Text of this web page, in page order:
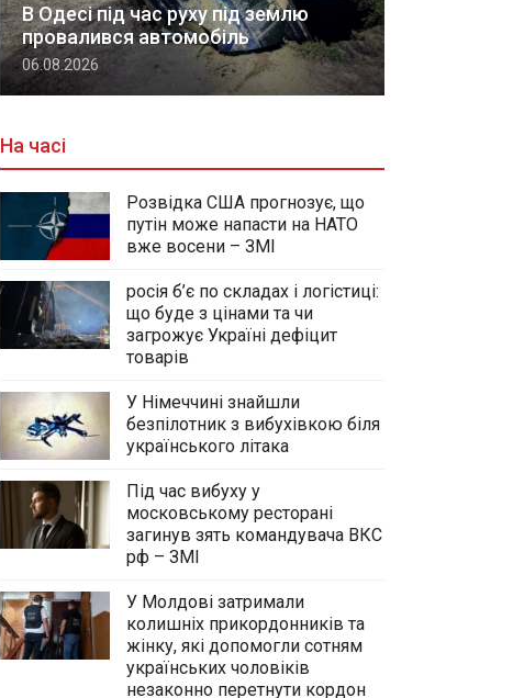
В Одесі під час руху під землю
провалився автомобіль
06.08.2026
На часі
Розвідка США прогнозує, що
путін може напасти на НАТО
вже восени – ЗМІ
росія б’є по складах і логістиці:
що буде з цінами та чи
загрожує Україні дефіцит
товарів
У Німеччині знайшли
безпілотник з вибухівкою біля
українського літака
Під час вибуху у
московському ресторані
загинув зять командувача ВКС
рф – ЗМІ
У Молдові затримали
колишніх прикордонників та
жінку, які допомогли сотням
українських чоловіків
незаконно перетнути кордон